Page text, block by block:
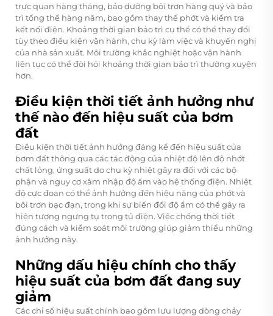
trực quan hàng tháng, bảo dưỡng bôi trơn hàng quý và bảo
trì tổng thể hàng năm, bao gồm thay thế phớt và kiểm tra
kết nối điện. Khoảng thời gian bảo trì cụ thể có thể thay đổi
tùy theo điều kiện vận hành, chu kỳ làm việc và khuyến nghị
của nhà sản xuất. Môi trường khắc nghiệt hoặc vận hành
liên tục có thể đòi hỏi khoảng thời gian bảo trì thường xuyên
hơn.
Điều kiện thời tiết ảnh hưởng như
thế nào đến hiệu suất của bơm
đất
Điều kiện thời tiết ảnh hưởng đáng kể đến hiệu suất của
bơm đất thông qua các tác động của nhiệt độ lên độ nhớt
chất lỏng, ứng suất do chu kỳ nhiệt gây ra đối với các bộ
phận và nguy cơ xâm nhập độ ẩm vào hệ thống điện. Nhiệt
độ cực đoan có thể ảnh hưởng đến hiệu năng của phớt và
bôi trơn bạc đạn, trong khi sự biến đổi độ ẩm có thể gây ra
hiện tượng ngưng tụ trong tủ điện. Việc chống thời tiết
đúng cách và kiểm soát môi trường giúp giảm thiểu những
ảnh hưởng này.
Những dấu hiệu chính cho thấy
hiệu suất của bơm đất đang suy
giảm
Các chỉ số hiệu suất chính bao gồm lưu lượng dòng chảy